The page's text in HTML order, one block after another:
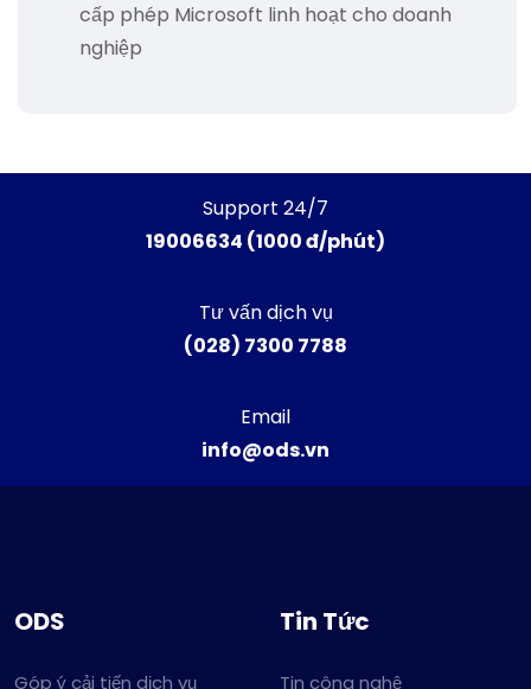
cấp phép Microsoft linh hoạt cho doanh
nghiệp
Support 24/7
19006634 (1000 đ/phút)
Tư vấn dịch vụ
(028) 7300 7788
Email
info@ods.vn
ODS
Góp ý cải tiến dịch vụ
Tin Tức
Tin công nghệ